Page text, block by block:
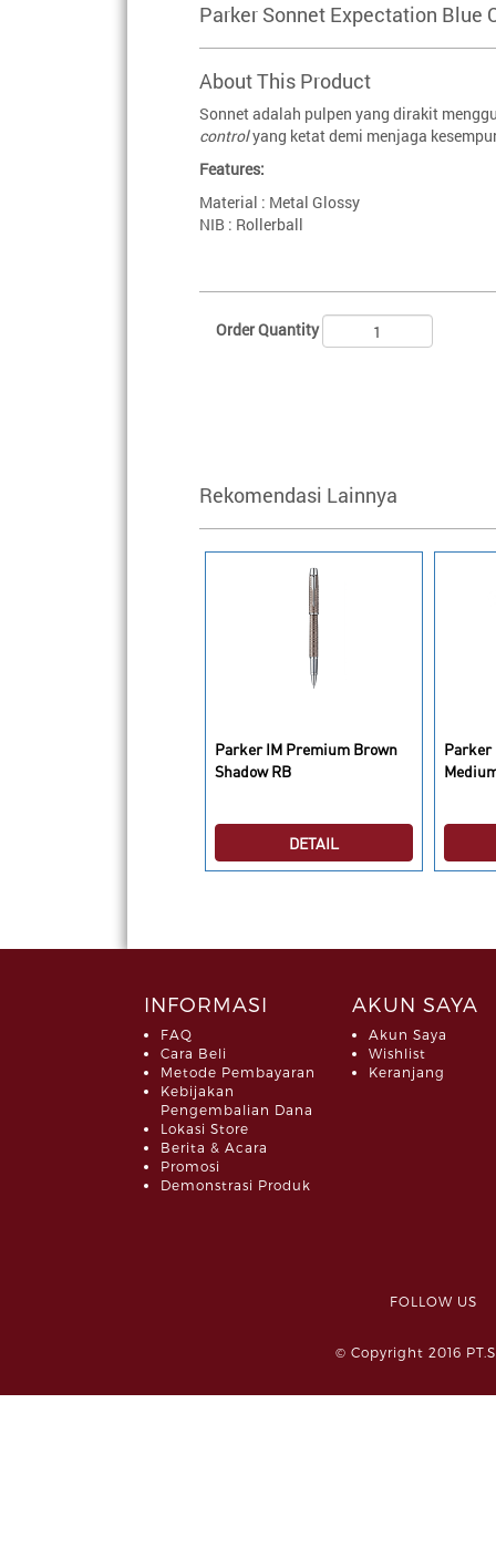
Parker Sonnet Expectation Blue
About This Product
Sonnet adalah pulpen yang dirakit
controlyang ketat demi menjaga
Features:
Material : Metal Glossy
NIB : Rollerball
Order Quantity
Rekomendasi Lainnya
Parker IM Premium Brown
Shadow RB
DETAIL
Parker
INFORMASI
FAQ
Cara Beli
Metode Pembayaran
Kebijakan
Pengembalian Dana
Lokasi Store
Berita & Acara
Promosi
Demonstrasi Produk
AKUN SAYA
Akun Saya
Wishlist
Keranjang
FOLLOW
© Copyright 2016